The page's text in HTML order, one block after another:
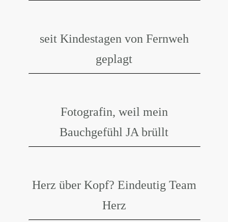
seit Kindestagen von Fernweh
geplagt
Fotografin, weil mein
Bauchgefühl JA brüllt
Herz über Kopf? Eindeutig Team
Herz